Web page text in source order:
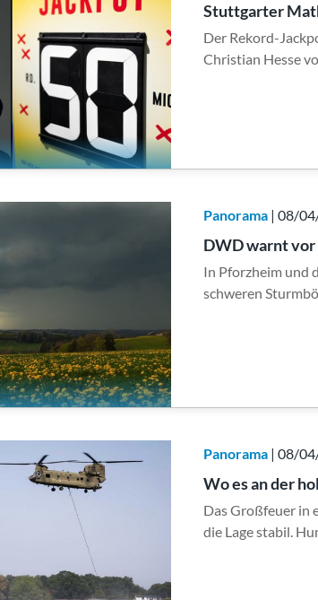
Stuttgarter
Der Rekord-
Christian Hesse
Panorama | 08/
DWD warnt
In Pforzheim und
schweren
Panorama | 08/
Wo es an der
Das Großfeuer in
die Lage stabil.